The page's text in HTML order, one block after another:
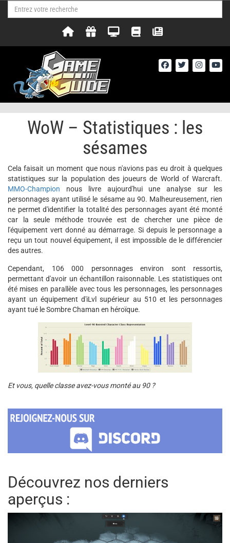
WoW – Statistiques : les
sésames
Cela faisait un moment que nous n'avions pas eu droit à quelques
statistiques sur la population des joueurs de World of Warcraft.
MMO-Champion nous livre aujourd'hui une analyse sur les
personnages ayant utilisé le sésame au 90. Malheureusement, rien
ne permet d'identifier la totalité des personnages ayant été monté
car la seule méthode trouvée est de chercher une pièce de
l'équipement vert donné au démarrage. Si depuis le personnage a
reçu un tout nouvel équipement, il est impossible de le différencier
des autres.
Cependant, 106 000 personnages environ sont ressortis,
permettant d'avoir un échantillon raisonnable. Les statistiques ont
été mises en parallèle avec tous les personnages, les personnages
ayant un équipement d'iLvl supérieur au 510 et les personnages
ayant tué le Sombre Chaman en héroïque.
Et vous, quelle classe avez-vous monté au 90 ?
Découvrez nos derniers
aperçus :